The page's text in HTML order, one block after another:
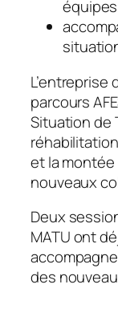
équipes
parcours
Situation de
et la
nouveaux
Deux
MATU ont
des